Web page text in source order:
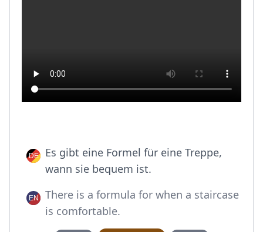
Es gibt eine Formel für eine Treppe,
wann sie bequem ist.
There is a formula for when a staircase
is comfortable.